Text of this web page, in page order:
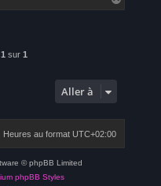
a
1 sur 1
Aller à
Heures au format UTC+02:00
© phpBB Limited
phpBB Styles